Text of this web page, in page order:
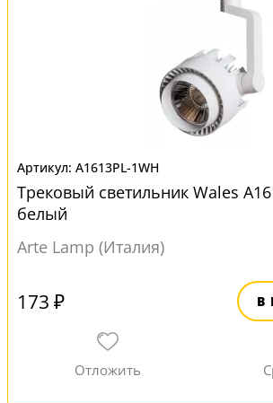
A1613PL-1WH
Трековый светильник Wales
белый
Arte Lamp (Италия)
173 ₽ В